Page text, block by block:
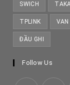
SWICH
TPLINK VAN
ĐẦU GHI
Follow Us